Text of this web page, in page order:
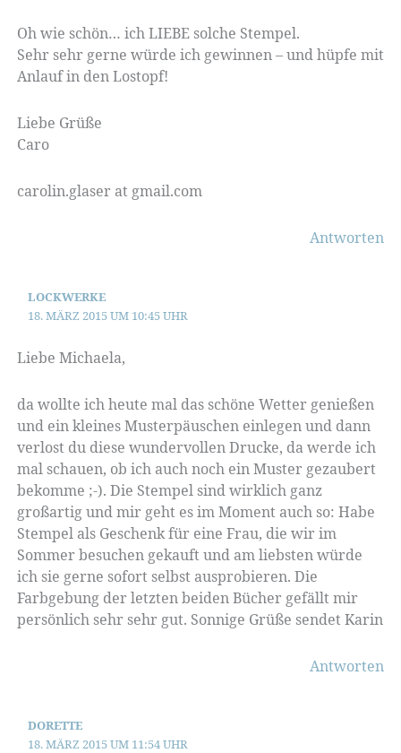
Oh wie schön… ich LIEBE solche Stempel.
Sehr sehr gerne würde ich gewinnen – und hüpfe mit
Anlauf in den Lostopf!
Liebe Grüße
Caro
carolin.glaser at gmail.com
Antworten
LOCKWERKE
18. MÄRZ 2015 UM 10:45 UHR
Liebe Michaela,
da wollte ich heute mal das schöne Wetter genießen
und ein kleines Musterpäuschen einlegen und dann
verlost du diese wundervollen Drucke, da werde ich
mal schauen, ob ich auch noch ein Muster gezaubert
bekomme ;-). Die Stempel sind wirklich ganz
großartig und mir geht es im Moment auch so: Habe
Stempel als Geschenk für eine Frau, die wir im
Sommer besuchen gekauft und am liebsten würde
ich sie gerne sofort selbst ausprobieren. Die
Farbgebung der letzten beiden Bücher gefällt mir
persönlich sehr sehr gut. Sonnige Grüße sendet Karin
Antworten
DORETTE
18. MÄRZ 2015 UM 11:54 UHR